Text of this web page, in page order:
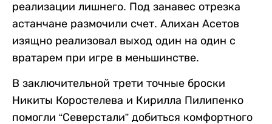
реализации лишнего. Под занавес отрезка
астанчане размочили счет. Алихан Асетов
изящно реализовал выход один на один с
вратарем при игре в меньшинстве.
В заключительной трети точные броски
Никиты Коростелева и Кирилла Пилипенко
помогли “Северстали” добиться комфортного